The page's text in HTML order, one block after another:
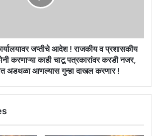
जप्तीचे आदेश ! राजकीय व प्रशासकीय
करणाऱ्या काही चाटू पत्रकारांवर करडी नजर,
अडथळा आणल्यास गुन्हा दाखल करणार !